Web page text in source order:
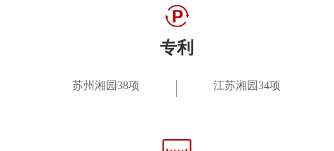
专利
苏州湘园38项 江苏湘园34项